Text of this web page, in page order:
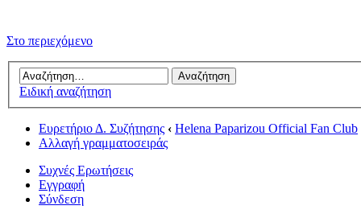
Στο περιεχόμενο
Ειδική αναζήτηση
Ευρετήριο Δ. Συζήτησης ‹ Helena Paparizou Official Fan Club
Αλλαγή γραμματοσειράς
Συχνές Ερωτήσεις
Εγγραφή
Σύνδεση